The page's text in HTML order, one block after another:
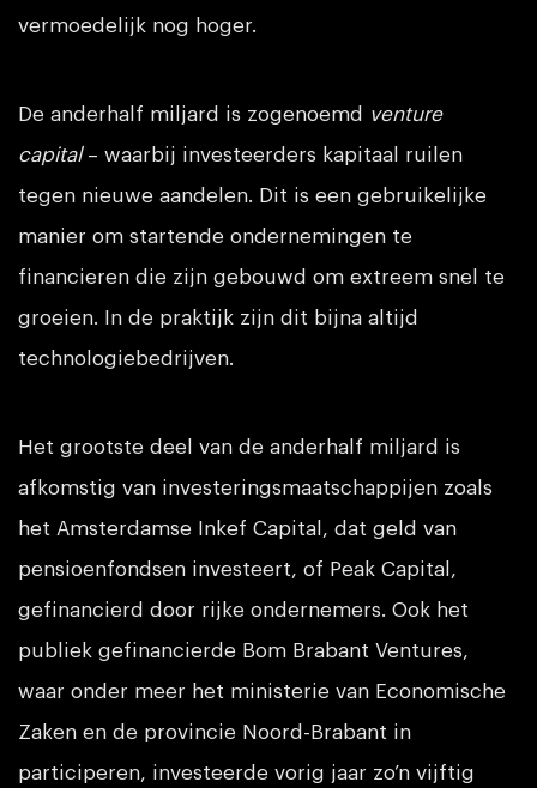
vermoedelijk nog hoger.
De anderhalf miljard is zogenoemd venture
capital – waarbij investeerders kapitaal ruilen
tegen nieuwe aandelen. Dit is een gebruikelijke
manier om startende ondernemingen te
financieren die zijn gebouwd om extreem snel te
groeien. In de praktijk zijn dit bijna altijd
technologiebedrijven.
Het grootste deel van de anderhalf miljard is
afkomstig van investeringsmaatschappijen zoals
het Amsterdamse Inkef Capital, dat geld van
pensioenfondsen investeert, of Peak Capital,
gefinancierd door rijke ondernemers. Ook het
publiek gefinancierde Bom Brabant Ventures,
waar onder meer het ministerie van Economische
Zaken en de provincie Noord-Brabant in
participeren, investeerde vorig jaar zo’n vijftig